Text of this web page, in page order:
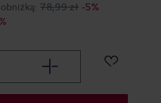
78,99 zł -5%